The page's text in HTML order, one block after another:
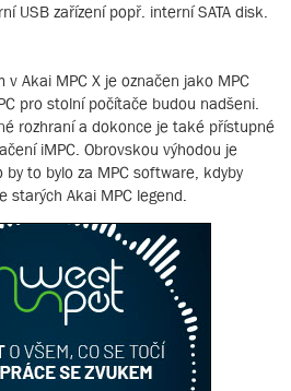
USB zařízení popř. interní SATA disk.
v Akai MPC X je označen jako MPC
pro stolní počítače budou nadšeni.
rozhraní a dokonce je také přístupné
iMPC. Obrovskou výhodou je
to bylo za MPC software, kdyby
Akai MPC legend.